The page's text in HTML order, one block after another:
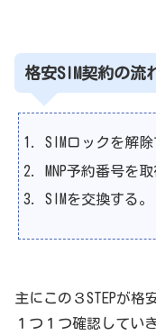
格安SIM契約の流
SIMロックを解除
MNP予約番号を取
SIMを交換する。
主にこの３STEPが格
１つ１つ確認してい